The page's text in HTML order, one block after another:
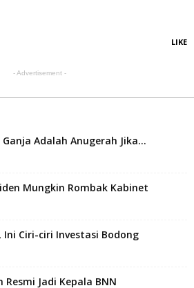
LIKE
- Advertisement -
Adalah Anugerah Jika…
Mungkin Rombak Kabinet
Ini Ciri-ciri Investasi Bodong
Jadi Kepala BNN